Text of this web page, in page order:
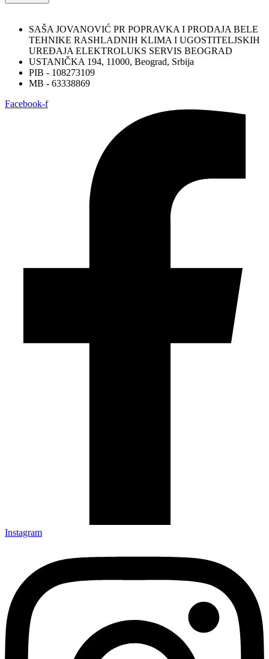
SAŠA JOVANOVIĆ PR POPRAVKA I PRODAJA BELE
TEHNIKE RASHLADNIH KLIMA I UGOSTITELJSKIH
UREĐAJA ELEKTROLUKS SERVIS BEOGRAD
USTANIČKA 194, 11000, Beograd, Srbija
PIB - 108273109
MB - 63338869
Facebook-f
Instagram